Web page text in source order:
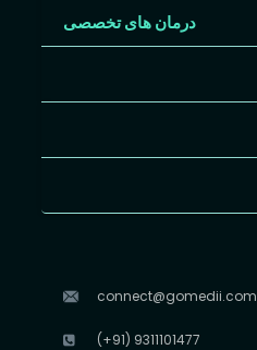
درمان های تخصصی
connect@gomedii.com
(+91) 9311101477